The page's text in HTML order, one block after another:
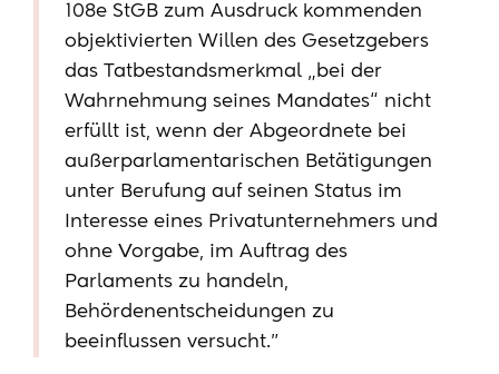
108e StGB zum Ausdruck kommenden
objektivierten Willen des Gesetzgebers
das Tatbestandsmerkmal „bei der
Wahrnehmung seines Mandates“ nicht
erfüllt ist, wenn der Abgeordnete bei
außerparlamentarischen Betätigungen
unter Berufung auf seinen Status im
Interesse eines Privatunternehmers und
ohne Vorgabe, im Auftrag des
Parlaments zu handeln,
Behördenentscheidungen zu
beeinflussen versucht."